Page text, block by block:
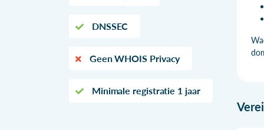
DNSSEC
Geen WHOIS Privacy
Minimale registratie 1 jaar